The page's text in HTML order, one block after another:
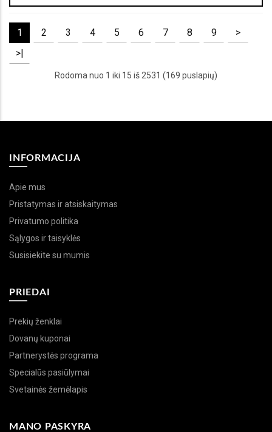
1 2 3 4 5 6 7 8 9
>
>|
Rodoma nuo 1 iki 15 iš 2531 (169 puslapių)
INFORMACIJA
Apie mus
Pristatymas ir atsiskaitymas
Privatumo politika
Sąlygos ir taisyklės
Susisiekite su mumis
PRIEDAI
Prekių ženklai
Dovanų kuponai
Partnerystės programa
Specialūs pasiūlymai
Svetainės žemėlapis
MANO PASKYRA